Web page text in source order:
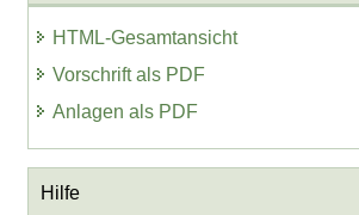
HTML-Gesamtansicht
Vorschrift als PDF
Anlagen als PDF
Hilfe